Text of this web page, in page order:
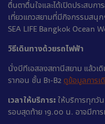
ตื่นตาตื่นใจและได้เปิดประสบ
เที่ยวแถวสยามที่มีกิจกรรมสนุก
SEA LIFE Bangkok Ocean
วิธีเดินทางด้วยรถไฟฟ้า
นั่งบีทีเอสลงสถานีสยาม แล้วเ
รากอน ชั้น B1-B2 ดูข้อมูลการเ
เวลาให้บริการ: ให้บริการทุกวั
รอบสุดท้าย 19.00 น. อาจมีกา